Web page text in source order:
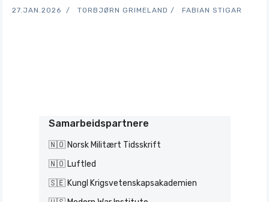
27.JAN.2026 TORBJØRN GRIMELAND FABIAN STIGAR
Samarbeidspartnere
🇳🇴 Norsk Militært Tidsskrift
🇳🇴 Luftled
🇸🇪 Kungl Krigsvetenskapsakademien